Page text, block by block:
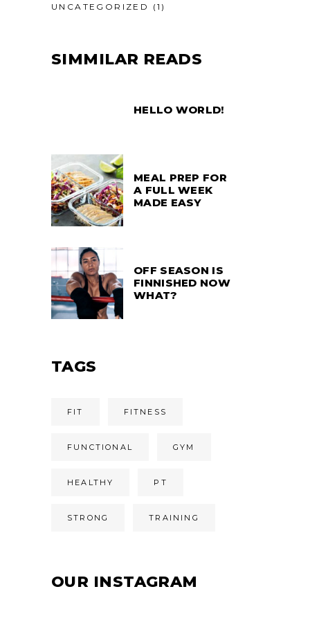
UNCATEGORIZED (1)
SIMMILAR READS
HELLO WORLD!
MEAL PREP FOR
A FULL WEEK
MADE EASY
OFF SEASON IS
FINNISHED NOW
WHAT?
TAGS
FIT FITNESS
FUNCTIONAL GYM
HEALTHY PT
STRONG TRAINING
OUR INSTAGRAM